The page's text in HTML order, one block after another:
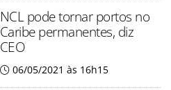
NCL pode tornar portos no
Caribe permanentes, diz
CEO
06/05/2021 às 16h15